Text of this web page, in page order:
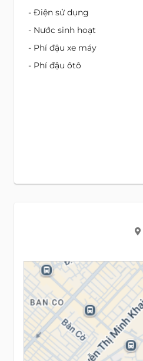
- Điện sử dụng
- Nước sinh hoạt
- Phí đậu xe máy
- Phí đậu ôtô